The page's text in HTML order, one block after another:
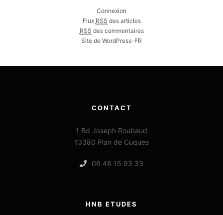
Connexion
Flux RSS des articles
RSS des commentaires
Site de WordPress-FR
CONTACT
1 Bd Joseph Roubaud
13380 Plan de Cuques
06 48 15 93 33
HNB ETUDES